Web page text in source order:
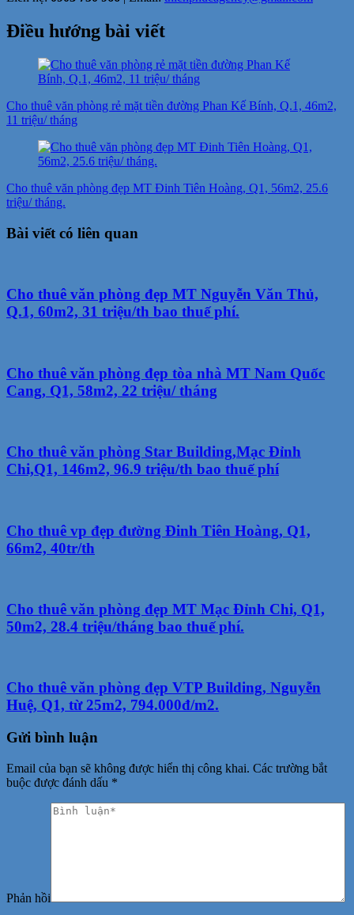
Điều hướng bài viết
Cho thuê văn phòng rẻ mặt tiền đường Phan Kế Bính, Q.1, 46m2,
11 triệu/ tháng
Cho thuê văn phòng đẹp MT Đinh Tiên Hoàng, Q1, 56m2, 25.6
triệu/ tháng.
Bài viết có liên quan
Cho thuê văn phòng đẹp MT Nguyễn Văn Thủ,
Q.1, 60m2, 31 triệu/th bao thuế phí.
Cho thuê văn phòng đẹp tòa nhà MT Nam Quốc
Cang, Q1, 58m2, 22 triệu/ tháng
Cho thuê văn phòng Star Building,Mạc Đỉnh
Chi,Q1, 146m2, 96.9 triệu/th bao thuế phí
Cho thuê vp đẹp đường Đinh Tiên Hoàng, Q1,
66m2, 40tr/th
Cho thuê văn phòng đẹp MT Mạc Đỉnh Chi, Q1,
50m2, 28.4 triệu/tháng bao thuế phí.
Cho thuê văn phòng đẹp VTP Building, Nguyễn
Huệ, Q1, từ 25m2, 794.000đ/m2.
Gửi bình luận
Email của bạn sẽ không được hiển thị công khai. Các trường bắt
buộc được đánh dấu *
Phản hồi